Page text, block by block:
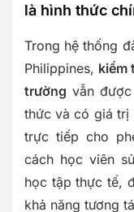
là hình thức
Trong hệ thống
Philippines, kiểm
trường vẫn
thức và có giá trị
trực tiếp cho
cách học viên
học tập thực tế,
khả năng tương